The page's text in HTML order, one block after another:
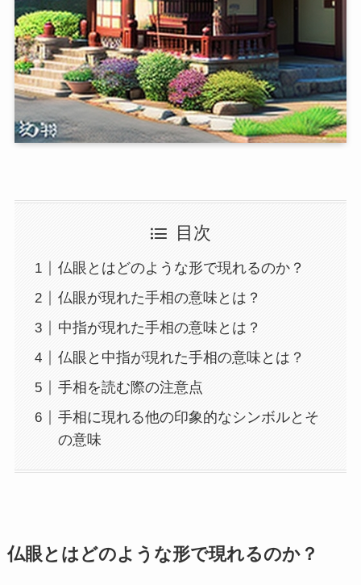
目次
仏眼とはどのような形で現れるのか？
仏眼が現れた手相の意味とは？
中指が現れた手相の意味とは？
仏眼と中指が現れた手相の意味とは？
手相を読む際の注意点
手相に現れる他の印象的なシンボルとそ
の意味
仏眼とはどのような形で現れるのか？